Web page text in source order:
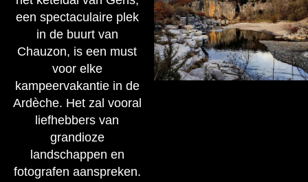
een spectaculaire plek
in de buurt van
Chauzon, is een must
voor elke
kampeervakantie in de
Ardèche. Het zal vooral
liefhebbers van
grandioze
landschappen en
fotografen aanspreken.